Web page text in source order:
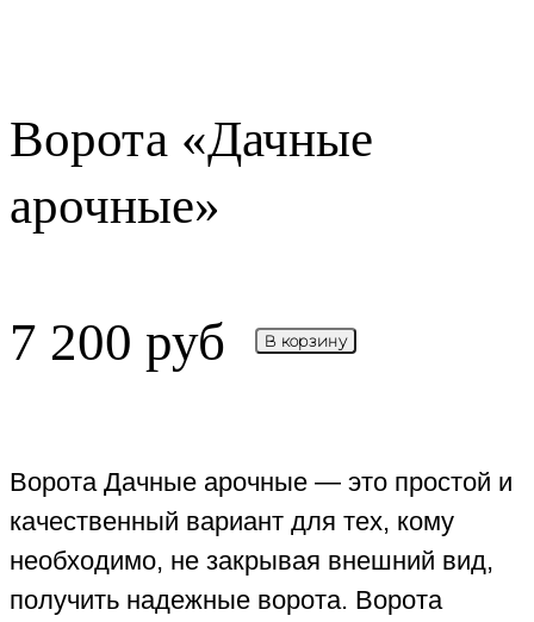
Ворота «Дачные
арочные»
7 200 руб В корзину
Ворота Дачные арочные — это простой и
качественный вариант для тех, кому
необходимо, не закрывая внешний вид,
получить надежные ворота. Ворота